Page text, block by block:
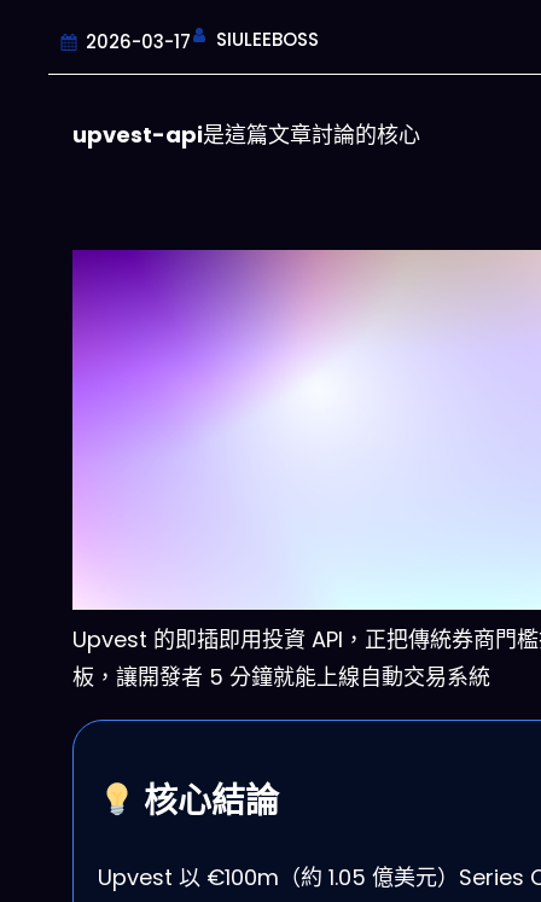
2026-03-17 SIULEEBOSS
upvest-api是這篇文章討論的核心
Upvest 的即插即用投資 API，正把傳統券商門
板，讓開發者 5 分鐘就能上線自動交易系統
核心結論
Upvest 以 €100m（約 1.05 億美元）Series